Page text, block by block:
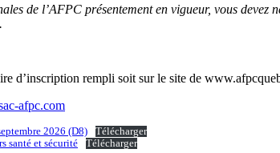
de l’AFPC présentement en vigueur, vous
d’inscription rempli soit sur le site de
afpc.com
2026 (D8)
Télécharger
santé et sécurité
Télécharger